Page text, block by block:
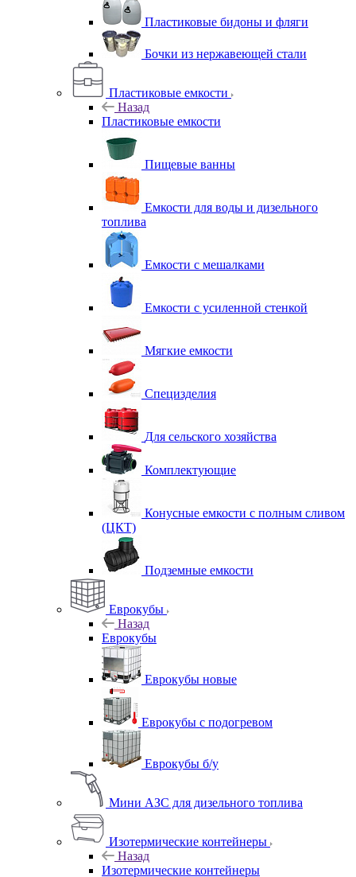
Пластиковые бидоны и фляги
Бочки из нержавеющей стали
Пластиковые емкости
Назад
Пластиковые емкости
Пищевые ванны
Емкости для воды и дизельного
топлива
Емкости с мешалками
Емкости с усиленной стенкой
Мягкие емкости
Специзделия
Для сельского хозяйства
Комплектующие
Конусные емкости с полным сливом
(ЦКТ)
Подземные емкости
Еврокубы
Назад
Еврокубы
Еврокубы новые
Еврокубы с подогревом
Еврокубы б/у
Мини АЗС для дизельного топлива
Изотермические контейнеры
Назад
Изотермические контейнеры